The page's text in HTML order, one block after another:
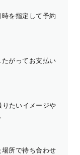
を指定して予約
がってお支払い
りたいイメージや
所で待ち合わせ